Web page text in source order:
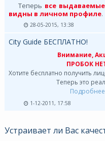
Теперь все
видны в личном профиле.
28-05-2015, 13:38
City Guide БЕСПЛАТНО!
Внимание,
ПРОБОК
Хотите бесплатно получить
Теперь это
Подробнее
1-12-2011, 17:58
Устраивает ли Вас